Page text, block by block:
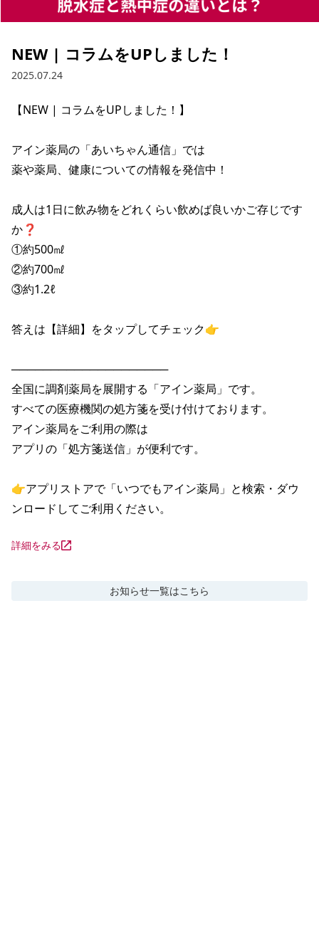
NEW | コラムをUPしました！
2025.07.24
【NEW | コラムをUPしました！】
アイン薬局の「あいちゃん通信」では
薬や薬局、健康についての情報を発信中！
成人は1日に飲み物をどれくらい飲めば良いかご存じです
か❓
①約500㎖
②約700㎖
③約1.2ℓ
答えは【詳細】をタップしてチェック👉
────────────────────
全国に調剤薬局を展開する「アイン薬局」です。
すべての医療機関の処方箋を受け付けております。
アイン薬局をご利用の際は
アプリの「処方箋送信」が便利です。
👉アプリストアで「いつでもアイン薬局」と検索・ダウ
ンロードしてご利用ください。
詳細をみる
お知らせ一覧はこちら